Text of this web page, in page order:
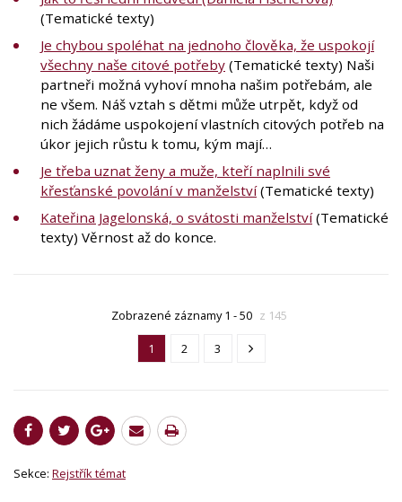
(Tematické texty)
Je chybou spoléhat na jednoho člověka, že uspokojí
všechny naše citové potřeby (Tematické texty) Naši
partneři možná vyhoví mnoha našim potřebám, ale
ne všem. Náš vztah s dětmi může utrpět, když od
nich žádáme uspokojení vlastních citových potřeb na
úkor jejich růstu k tomu, kým mají…
Je třeba uznat ženy a muže, kteří naplnili své
křesťanské povolání v manželství(Tematické texty)
Kateřina Jagelonská, o svátosti manželství(Tematické
texty) Věrnost až do konce.
Zobrazené záznamy 1 - 50 z 145
1 2 3
Sekce: Rejstřík témat